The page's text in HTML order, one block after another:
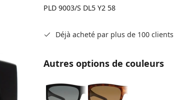
PLD 9003/S DL5 Y2 58
Déjà acheté par plus de 100 clients
Autres options de couleurs